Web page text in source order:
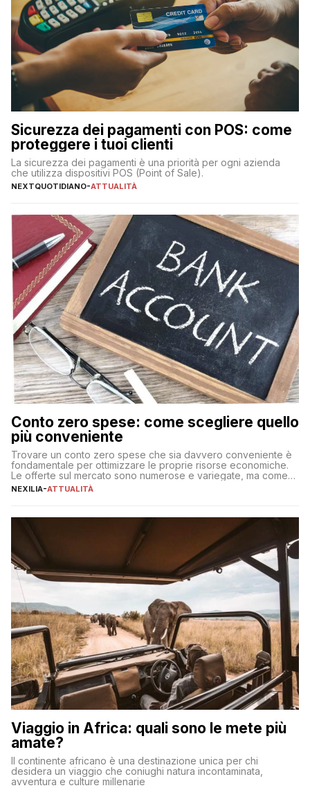
Sicurezza dei pagamenti con POS: come
proteggere i tuoi clienti
La sicurezza dei pagamenti è una priorità per ogni azienda
che utilizza dispositivi POS (Point of Sale).
NEXTQUOTIDIANO-ATTUALITÀ
Conto zero spese: come scegliere quello
più conveniente
Trovare un conto zero spese che sia davvero conveniente è
fondamentale per ottimizzare le proprie risorse economiche.
Le offerte sul mercato sono numerose e variegate, ma come
individuare quella più adatta alle proprie esigenze senza
sul […]
NEXILIA-ATTUALITÀ
Viaggio in Africa: quali sono le mete più
amate?
Il continente africano è una destinazione unica per chi
desidera un viaggio che coniughi natura incontaminata,
avventura e culture millenarie